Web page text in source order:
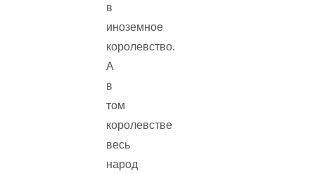
в
иноземное
королевство.
А
в
том
королевстве
весь
народ